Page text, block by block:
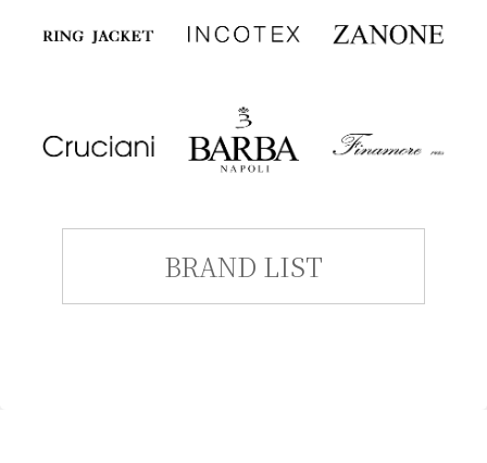
BRAND LIST